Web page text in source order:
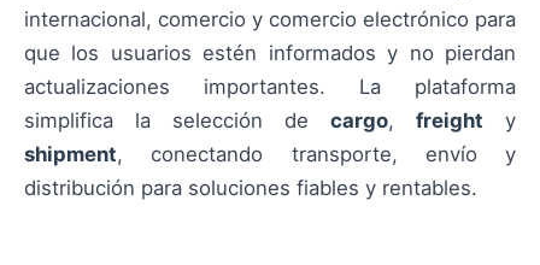
internacional, comercio y comercio electrónico para
que los usuarios estén informados y no pierdan
actualizaciones importantes. La plataforma
simplifica la selección de cargo, freight y
shipment, conectando transporte, envío y
distribución para soluciones fiables y rentables.